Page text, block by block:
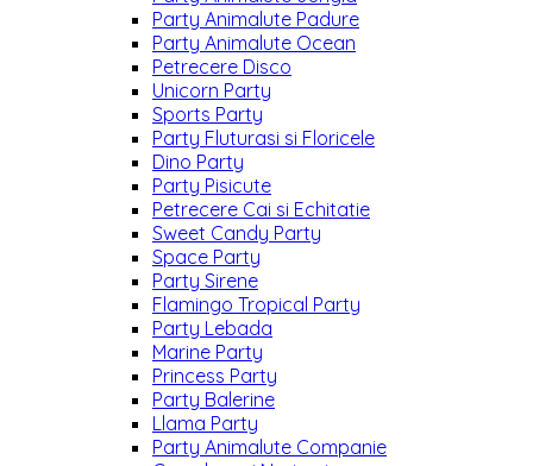
Party Animalute Padure
Party Animalute Ocean
Petrecere Disco
Unicorn Party
Sports Party
Party Fluturasi si Floricele
Dino Party
Party Pisicute
Petrecere Cai si Echitatie
Sweet Candy Party
Space Party
Party Sirene
Flamingo Tropical Party
Party Lebada
Marine Party
Princess Party
Party Balerine
Llama Party
Party Animalute Companie